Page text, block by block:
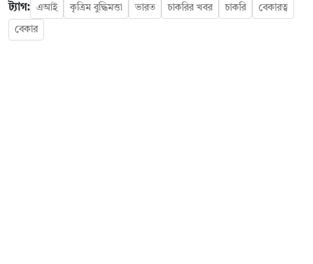
ট্যাগ: এআই কৃত্রিম বুদ্ধিমত্তা ভারত চাকরির খবর চাকরি বেকারত্ব
বেকার